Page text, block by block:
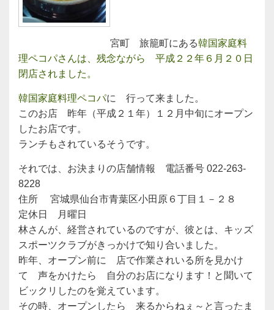
宮町 旅籠町にある韓国家庭料
理ペコパさんは、残念ながら 平成２２年６月２０日
閉店されました。
韓国家庭料理ペコパに 行って来ました。
このお店 昨年（平成２１年）１２月中旬にオープン
したお店です。
ランチもされているそうです。
それでは、お決まりの店舗情報 電話番号 022-263-
8228
住所 宮城県仙台市青葉区小田原６丁目１－２８
定休日 月曜日
林さんが、経営されているのですが、彼とは、キッズ
スポーツクラブがきっかけで知り合いました。
昨年、オープン前に 店で作業されいる所を見かけ
て 声をかけたら 自分のお店になります！と聞いて
ビックリしたのを覚えています。
その時、オープンしたら 来るからねぇ～と言ったま